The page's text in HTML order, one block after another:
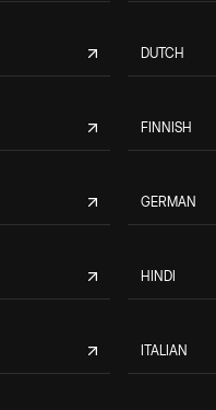
DUTCH
FINNISH
GERMAN
HINDI
ITALIAN